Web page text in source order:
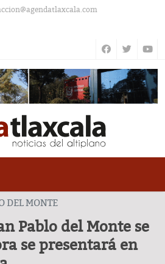
DEL MONTE
Pablo del Monte se
se presentará en